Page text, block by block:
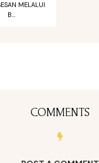
MELALUI
B...
COMMENTS